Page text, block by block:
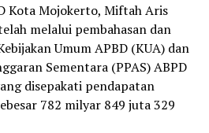
Kota Mojokerto, Miftah Aris
melalui pembahasan dan
Umum APBD (KUA) dan
Sementara (PPAS) ABPD
disepakati pendapatan
782 milyar 849 juta 329